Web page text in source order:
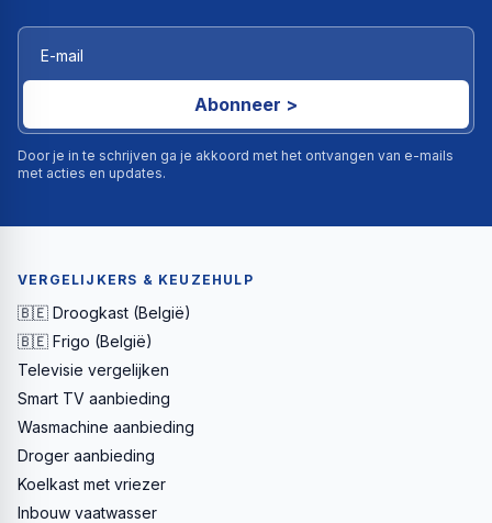
Abonneer >
Door je in te schrijven ga je akkoord met het ontvangen van e-mails
met acties en updates.
VERGELIJKERS & KEUZEHULP
🇧🇪 Droogkast (België)
🇧🇪 Frigo (België)
Televisie vergelijken
Smart TV aanbieding
Wasmachine aanbieding
Droger aanbieding
Koelkast met vriezer
Inbouw vaatwasser